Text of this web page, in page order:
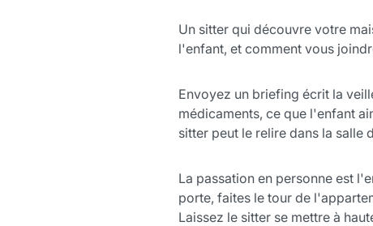
Un sitter qui découvre votre
l'enfant, et comment vous
Envoyez un briefing écrit la
médicaments, ce que l'enfant
sitter peut le relire dans la salle
La passation en personne est
porte, faites le tour de
Laissez le sitter se mettre à